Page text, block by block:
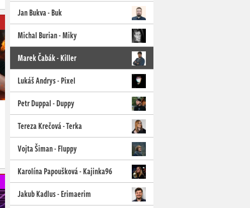
Jan Bukva - Buk
Michal Burian - Miky
Marek Čabák - Killer
Lukáš Andrys - Pixel
Petr Duppal - Duppy
Tereza Krečová - Terka
Vojta Šiman - Fluppy
Karolína Papoušková - Kajinka96
Jakub Kadlus - Erimaerim